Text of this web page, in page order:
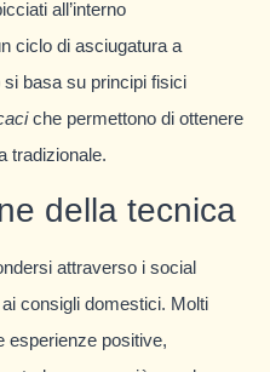
all’interno
ciclo di asciugatura a
si basa su principi fisici
che permettono di ottenere
tradizionale.
della tecnica
attraverso i social
consigli domestici. Molti
esperienze positive,